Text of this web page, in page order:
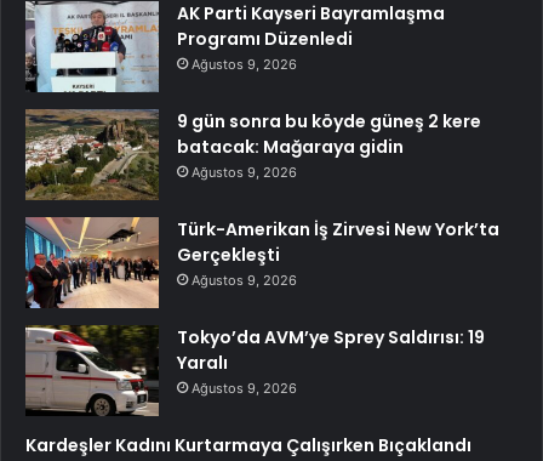
AK Parti Kayseri Bayramlaşma
Programı Düzenledi
Ağustos 9, 2026
9 gün sonra bu köyde güneş 2 kere
batacak: Mağaraya gidin
Ağustos 9, 2026
Türk-Amerikan İş Zirvesi New York’ta
Gerçekleşti
Ağustos 9, 2026
Tokyo’da AVM’ye Sprey Saldırısı: 19
Yaralı
Ağustos 9, 2026
Kardeşler Kadını Kurtarmaya Çalışırken Bıçaklandı